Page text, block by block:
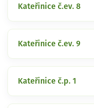
Kateřinice č.ev. 8
Kateřinice č.ev. 9
Kateřinice č.p. 1